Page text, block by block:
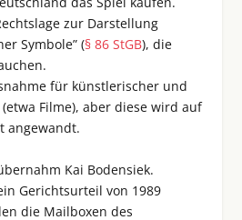
zur Darstellung
Symbole” (§ 86 StGB), die
für künstlerischer und
Filme), aber diese wird auf
angewandt.
Kai Bodensiek.
Gerichtsurteil von 1989
die Mailboxen des